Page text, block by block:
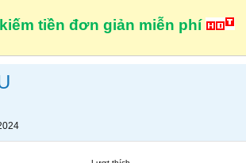
tiền đơn giản miễn phí